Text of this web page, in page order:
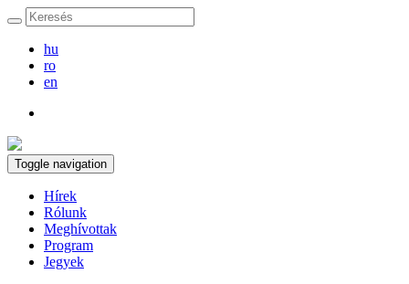
hu
ro
en
Toggle navigation
Hírek
Rólunk
Meghívottak
Program
Jegyek